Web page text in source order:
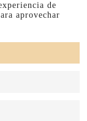
de
aprovechar